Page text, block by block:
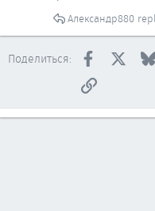
Александр880
Поделиться: Facebook
Ссылка